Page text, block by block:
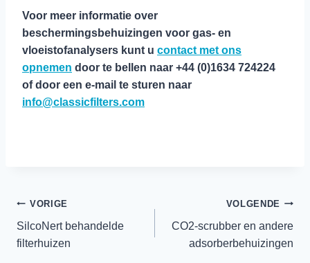
Voor meer informatie over
beschermingsbehuizingen voor gas- en
vloeistofanalysers kunt u contact met ons
opnemen door te bellen naar +44 (0)1634 724224
of door een e-mail te sturen naar
info@classicfilters.com
Berichtnavigatie
VORIGE
SilcoNert behandelde
filterhuizen
VOLGENDE
CO2-scrubber en andere
adsorberbehuizingen